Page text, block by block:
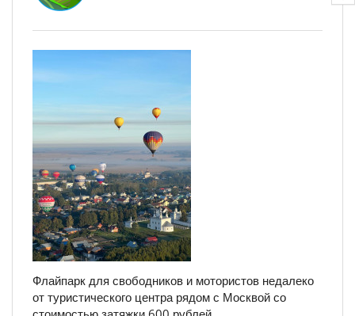
Флайпарк для свободников и мотористов недалеко
от туристического центра рядом с Москвой со